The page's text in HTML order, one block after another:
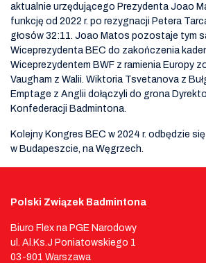
aktualnie urzędującego Prezydenta Joao
funkcję od 2022 r. po rezygnacji Petera
głosów 32:11. Joao Matos pozostaje tym
Wiceprezydenta BEC do zakończenia
Wiceprezydentem BWF z ramienia Europy
Vaugham z Walii. Wiktoria Tsvetanova z
Emptage z Anglii dołączyli do grona
Konfederacji Badmintona.
Kolejny Kongres BEC w 2024 r. odbędzie się
w Budapeszcie, na Węgrzech.
Polski Związek Badmintona
Biuro Flex na PGE Narodowy
ul. Al.Ks.J Poniatowskiego 1
03-901 Warszawa